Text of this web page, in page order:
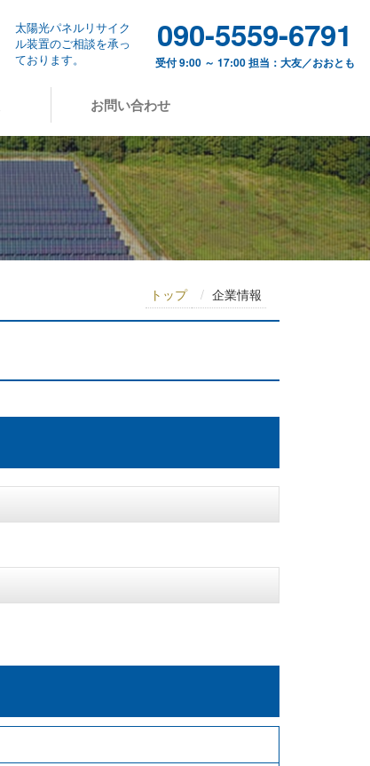
太陽光パネルリサイク
ル装置のご相談を承っ
ております。
090-5559-6791
受付 9:00 ～ 17:00 担当：大友／おおとも
お問い合わせ
トップ 企業情報